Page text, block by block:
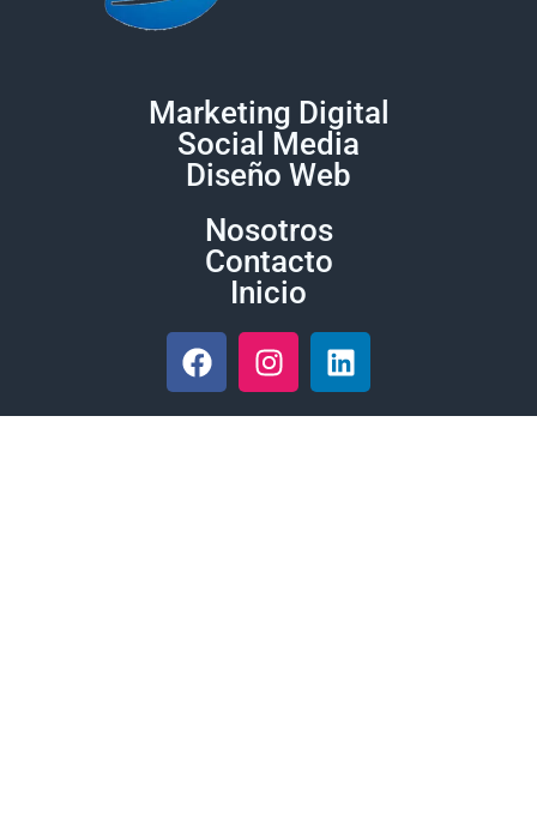
Marketing Digital
Social Media
Diseño Web
Nosotros
Contacto
Inicio